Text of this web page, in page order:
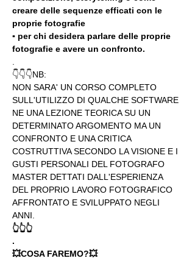
creare delle sequenze efficati con le
proprie fotografie
▪️ per chi desidera parlare delle proprie
fotografie e avere un confronto.
👇👇👇NB:
NON SARA' UN CORSO COMPLETO
SULL'UTILIZZO DI QUALCHE SOFTWARE
NE UNA LEZIONE TEORICA SU UN
DETERMINATO ARGOMENTO MA UN
CONFRONTO E UNA CRITICA
COSTRUTTIVA SECONDO LA VISIONE E I
GUSTI PERSONALI DEL FOTOGRAFO
MASTER DETTATI DALL'ESPERIENZA
DEL PROPRIO LAVORO FOTOGRAFICO
AFFRONTATO E SVILUPPATO NEGLI
ANNI.
👆👆👆
.
💥COSA FAREMO?💥